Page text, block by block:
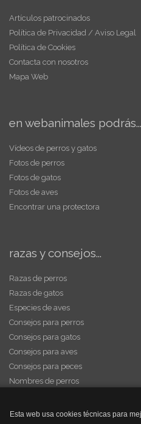
Esta web usa cookies técnicas para
Artículos patrocinados
Política de Privacidad / Aviso Legal
Política de Cookies
Contacta con nosotros
Mapa Web
en webanimales podrás...
Vídeos de perros y gatos
Fotos de perros
Fotos de gatos
Fotos de aves
Encontrar una protectora
razas y consejos...
Razas de perros
Razas de gatos
Especies de aves
Consejos para perros
Consejos para gatos
Consejos para aves
Consejos para peces
Nombres de perros